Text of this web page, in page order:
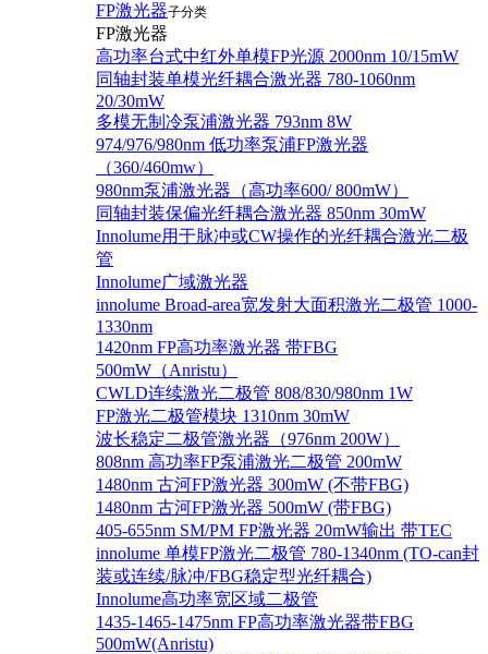
FP激光器子分类
FP激光器
高功率台式中红外单模FP光源 2000nm 10/15mW
同轴封装单模光纤耦合激光器 780-1060nm
20/30mW
多模无制冷泵浦激光器 793nm 8W
974/976/980nm 低功率泵浦FP激光器
（360/460mw）
980nm泵浦激光器（高功率600/ 800mW）
同轴封装保偏光纤耦合激光器 850nm 30mW
Innolume用于脉冲或CW操作的光纤耦合激光二极
管
Innolume广域激光器
innolume Broad-area宽发射大面积激光二极管 1000-
1330nm
1420nm FP高功率激光器 带FBG
500mW（Anristu）
CWLD连续激光二极管 808/830/980nm 1W
FP激光二极管模块 1310nm 30mW
波长稳定二极管激光器（976nm 200W）
808nm 高功率FP泵浦激光二极管 200mW
1480nm 古河FP激光器 300mW (不带FBG)
1480nm 古河FP激光器 500mW (带FBG)
405-655nm SM/PM FP激光器 20mW输出 带TEC
innolume 单模FP激光二极管 780-1340nm (TO-can封
装或连续/脉冲/FBG稳定型光纤耦合)
Innolume高功率宽区域二极管
1435-1465-1475nm FP高功率激光器带FBG
500mW(Anristu)